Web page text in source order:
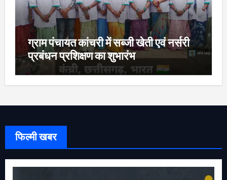
ग्राम पंचायत कांचरी में सब्जी खेती एवं नर्सरी
प्रबंधन प्रशिक्षण का शुभारंभ
फिल्मी खबर